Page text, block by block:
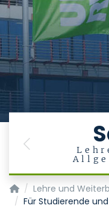
Previous
Institut für Digitale
Lehre und
Für Studierende